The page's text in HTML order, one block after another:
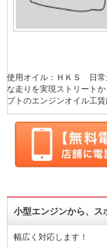
使用オイル：ＨＫＳ 日常
な走りを実現ストリート
プトのエンジンオイル工
小型エンジンから、ス
幅広く対応します！